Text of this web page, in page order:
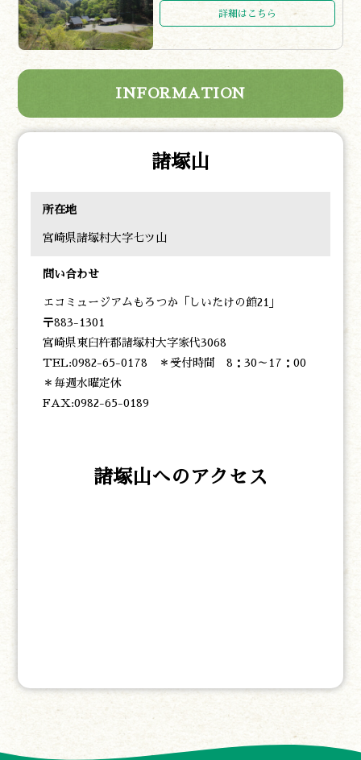
詳細はこちら
INFORMATION
諸塚山
所在地
宮崎県諸塚村大字七ツ山
問い合わせ
エコミュージアムもろつか「しいたけの館21」
〒883-1301
宮崎県東臼杵郡諸塚村大字家代3068
TEL:0982-65-0178 ＊受付時間 8：30～17：00
＊毎週水曜定休
FAX:0982-65-0189
諸塚山へのアクセス